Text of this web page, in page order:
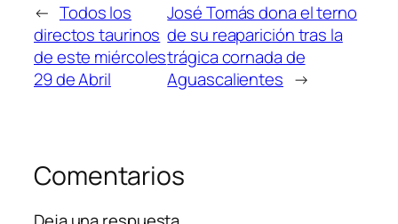
← Todos los
directos taurinos
de este miércoles
29 de Abril
José Tomás dona el terno
de su reaparición tras la
trágica cornada de
Aguascalientes →
Comentarios